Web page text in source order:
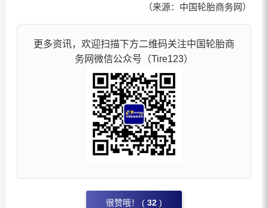
（来源：中国轮胎商务网）
更多资讯，欢迎扫描下方二维码关注中国轮胎商
务网微信公众号（Tire123）
很赞哦！ ( 32 )